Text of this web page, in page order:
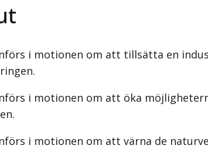
i motionen om att tillsätta en
i motionen om att öka
i motionen om att värna de